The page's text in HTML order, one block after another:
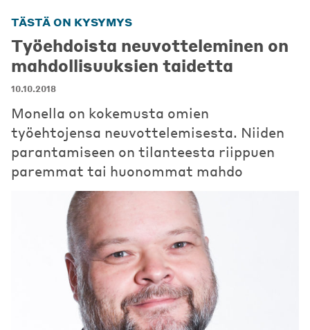
TÄSTÄ ON KYSYMYS
Työehdoista neuvotteleminen on
mahdollisuuksien taidetta
10.10.2018
Monella on kokemusta omien
työehtojensa neuvottelemisesta. Niiden
parantamiseen on tilanteesta riippuen
paremmat tai huonommat mahdo